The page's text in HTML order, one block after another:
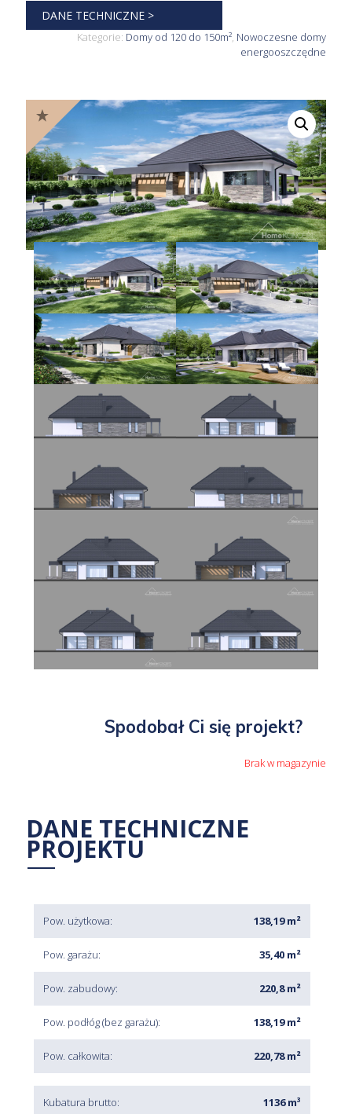
DANE TECHNICZNE >
Kategorie: Domy od 120 do 150m², Nowoczesne domy
energooszczędne
Spodobał Ci się projekt?
Brak w magazynie
DANE TECHNICZNE
PROJEKTU
Pow. użytkowa: 138,19 m²
Pow. garażu: 35,40 m²
Pow. zabudowy: 220,8 m²
Pow. podłóg (bez garażu): 138,19 m²
Pow. całkowita: 220,78 m²
Kubatura brutto: 1136 m³